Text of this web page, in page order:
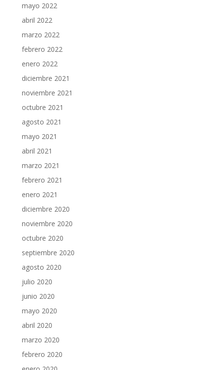
mayo 2022
abril 2022
marzo 2022
febrero 2022
enero 2022
diciembre 2021
noviembre 2021
octubre 2021
agosto 2021
mayo 2021
abril 2021
marzo 2021
febrero 2021
enero 2021
diciembre 2020
noviembre 2020
octubre 2020
septiembre 2020
agosto 2020
julio 2020
junio 2020
mayo 2020
abril 2020
marzo 2020
febrero 2020